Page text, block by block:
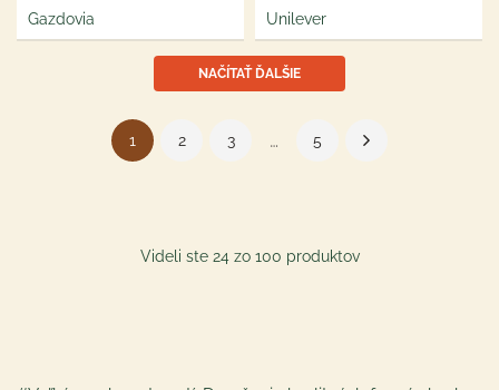
Gazdovia Unilever
NAČÍTAŤ ĎALŠIE
1 2 3 … 5
Videli ste 24 zo 100 produktov